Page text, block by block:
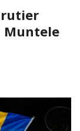
Muntele